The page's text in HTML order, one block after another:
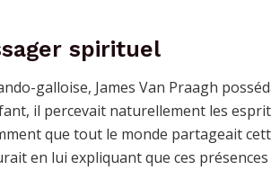
spirituel
galloise, James Van Praagh
il percevait naturellement les
que tout le monde partageait
en lui expliquant que ces